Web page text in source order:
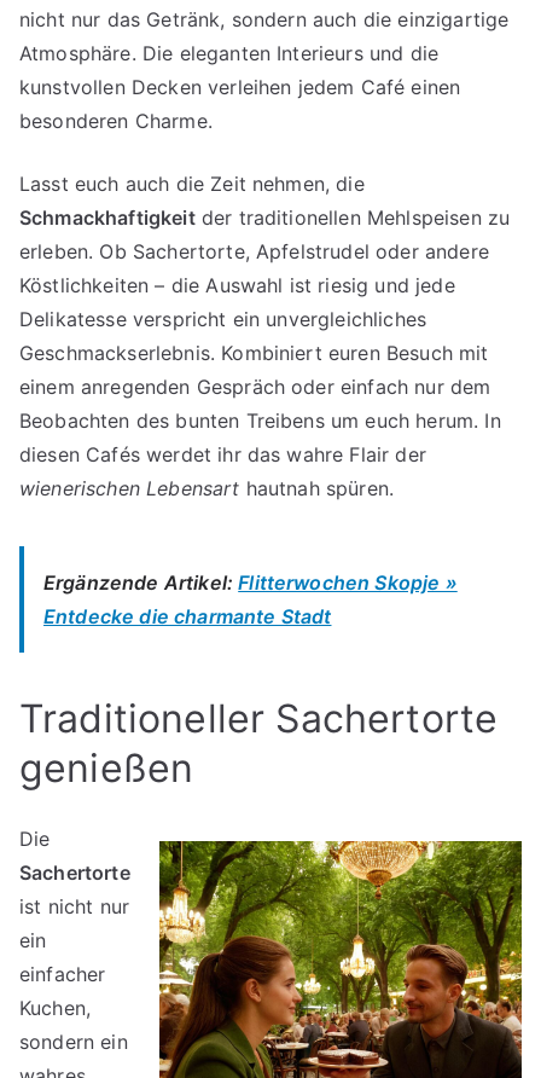
nicht nur das Getränk, sondern auch die einzigartige
Atmosphäre. Die eleganten Interieurs und die
kunstvollen Decken verleihen jedem Café einen
besonderen Charme.
Lasst euch auch die Zeit nehmen, die
Schmackhaftigkeitder traditionellen Mehlspeisen zu
erleben. Ob Sachertorte, Apfelstrudel oder andere
Köstlichkeiten – die Auswahl ist riesig und jede
Delikatesse verspricht ein unvergleichliches
Geschmackserlebnis. Kombiniert euren Besuch mit
einem anregenden Gespräch oder einfach nur dem
Beobachten des bunten Treibens um euch herum. In
diesen Cafés werdet ihr das wahre Flair der
wienerischen Lebensart hautnah spüren.
Ergänzende Artikel:Flitterwochen Skopje »
Entdecke die charmante Stadt
Traditioneller Sachertorte
genießen
Die
Sachertorte
ist nicht nur
ein
einfacher
Kuchen,
sondern ein